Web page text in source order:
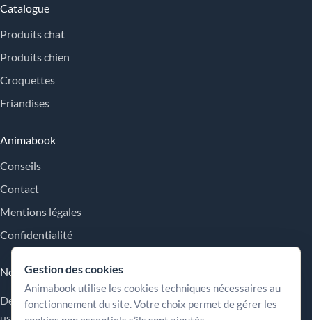
Catalogue
Produits chat
Produits chien
Croquettes
Friandises
Animabook
Conseils
Contact
Mentions légales
Confidentialité
Nos engagements
Des repères simples pour comparer les offres, comprendre les
usages et choisir plus sereinement.
Gestion des cookies
Animabook utilise les cookies techniques nécessaires au
fonctionnement du site. Votre choix permet de gérer les